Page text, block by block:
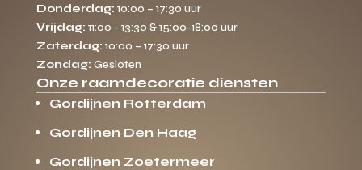
Donderdag: 10:00 – 17:30 uur
Vrijdag: 11:00 - 13:30 & 15:00-18:00 uur
Zaterdag: 10:00 – 17:30 uur
Zondag: Gesloten
Onze raamdecoratie diensten
Gordijnen Rotterdam
Gordijnen Den Haag
Gordijnen Zoetermeer